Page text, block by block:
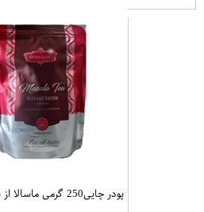
پودر چایی250 گرمی ماسالا از برند شاهسوند